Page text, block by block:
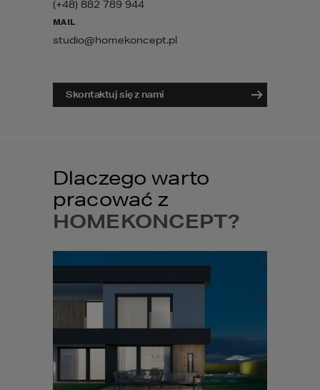
(+48) 882 789 944
MAIL
studio@homekoncept.pl
Skontaktuj się z nami
Dlaczego warto
pracować z
HOMEKONCEPT?